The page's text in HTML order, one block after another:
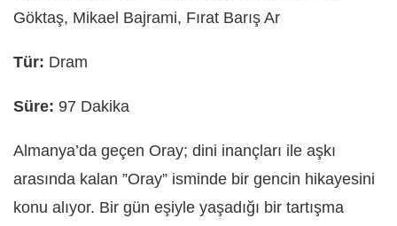
Göktaş, Mikael Bajrami, Fırat Barış Ar
Tür: Dram
Süre: 97 Dakika
Almanya’da geçen Oray; dini inançları ile aşkı
arasında kalan ”Oray” isminde bir gencin hikayesini
konu alıyor. Bir gün eşiyle yaşadığı bir tartışma